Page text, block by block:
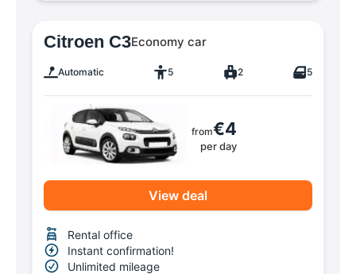
Citroen C3Economy car
Automatic 5 2 5
from€4
per day
View deal
Rental office
Instant confirmation!
Unlimited mileage